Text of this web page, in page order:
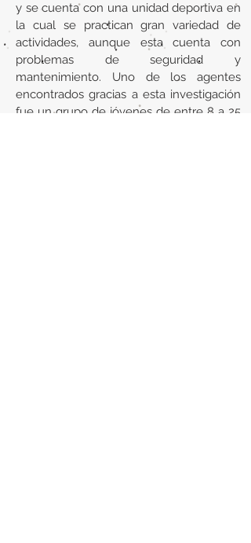
y se cuenta con una unidad deportiva en
la cual se practican gran variedad de
actividades, aunque esta cuenta con
problemas de seguridad y
mantenimiento. Uno de los agentes
encontrados gracias a esta investigación
fue un grupo de jóvenes de entre 8 a 25